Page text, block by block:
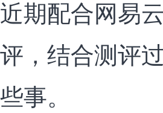
近期配合网易
评，结合测评
些事。